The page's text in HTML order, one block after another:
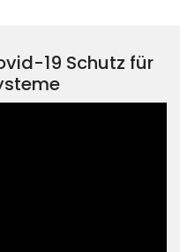
19 Schutz für